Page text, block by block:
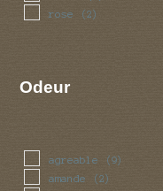
rose (2)
Odeur
agreable (9)
amande (2)